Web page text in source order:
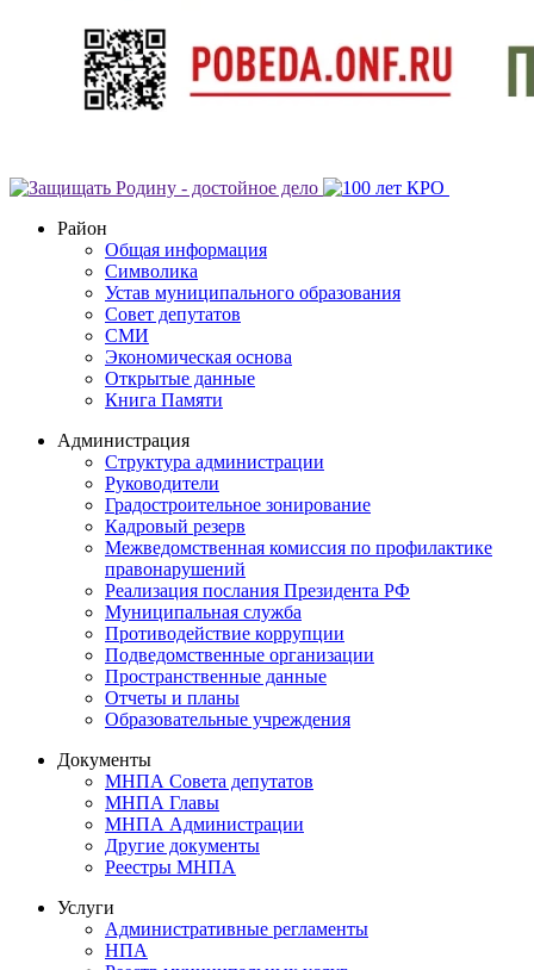
Район
Общая информация
Символика
Устав муниципального образования
Совет депутатов
СМИ
Экономическая основа
Открытые данные
Книга Памяти
Администрация
Структура администрации
Руководители
Градостроительное зонирование
Кадровый резерв
Межведомственная комиссия по профилактике
правонарушений
Реализация послания Президента РФ
Муниципальная служба
Противодействие коррупции
Подведомственные организации
Пространственные данные
Отчеты и планы
Образовательные учреждения
Документы
МНПА Совета депутатов
МНПА Главы
МНПА Администрации
Другие документы
Реестры МНПА
Услуги
Административные регламенты
НПА